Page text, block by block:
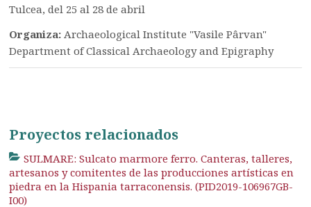
Tulcea, del 25 al 28 de abril
Organiza:Archaeological Institute "Vasile Pârvan"
Department of Classical Archaeology and Epigraphy
Proyectos relacionados
SULMARE: Sulcato marmore ferro. Canteras, talleres,
artesanos y comitentes de las producciones artísticas en
piedra en la Hispania tarraconensis. (PID2019-106967GB-
I00)